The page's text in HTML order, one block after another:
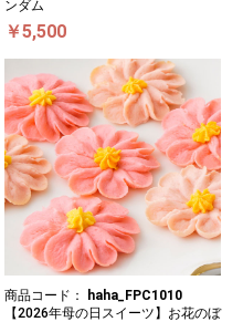
ンダム
￥5,500
商品コード：
haha_FPC1010
【2026年母の日スイーツ】お花のぼ